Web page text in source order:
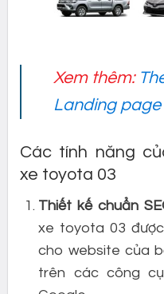
Xem thêm:
Landing
Các tính năng
xe toyota 03
Thiết kế chuẩn
xe toyota 03
cho website của
trên các công